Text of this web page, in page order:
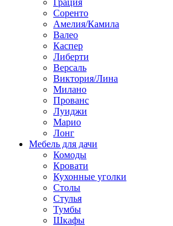
Грация
Соренто
Амелия/Камила
Валео
Каспер
Либерти
Версаль
Виктория/Лина
Милано
Прованс
Луиджи
Марио
Лонг
Мебель для дачи
Комоды
Кровати
Кухонные уголки
Столы
Стулья
Тумбы
Шкафы